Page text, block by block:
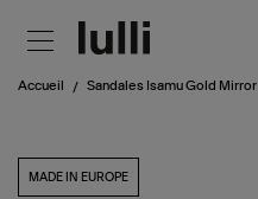
Accueil Sandales Isamu Gold Mirror
MADE IN EUROPE